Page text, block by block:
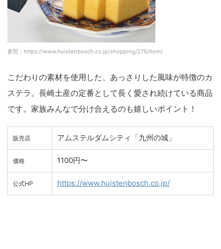
参照：https://www.huistenbosch.co.jp/shopping/275/item/
こだわりの素材を使用した、あっさりした風味が特徴のカ
ステラ。長崎土産の定番として長く愛され続けている商品
です。家族みんなで分け合えるのも嬉しいポイント！
販売店 アムステルダムシティ「九州の城」
価格 1100円〜
公式HP https://www.huistenbosch.co.jp/